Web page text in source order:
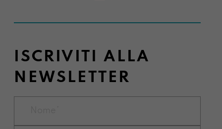
ISCRIVITI ALLA
NEWSLETTER